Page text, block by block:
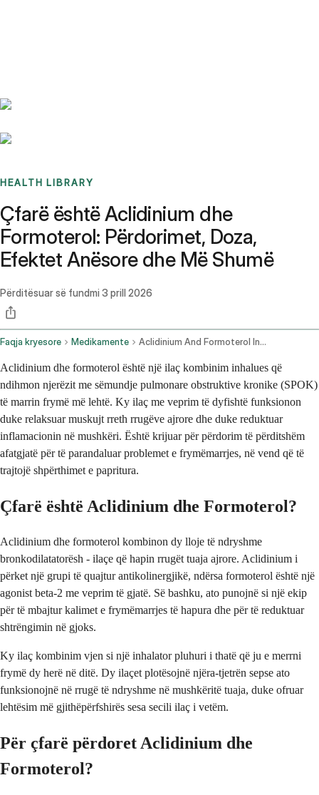
HEALTH LIBRARY
Çfarë është Aclidinium dhe
Formoterol: Përdorimet, Doza,
Efektet Anësore dhe Më Shumë
Përditësuar së fundmi 3 prill 2026
Faqja kryesore Medikamente Aclidinium And Formoterol Inhalation Route
Aclidinium dhe formoterol është një ilaç kombinim inhalues që
ndihmon njerëzit me sëmundje pulmonare obstruktive kronike (SPOK)
të marrin frymë më lehtë. Ky ilaç me veprim të dyfishtë funksionon
duke relaksuar muskujt rreth rrugëve ajrore dhe duke reduktuar
inflamacionin në mushkëri. Është krijuar për përdorim të përditshëm
afatgjatë për të parandaluar problemet e frymëmarrjes, në vend që të
trajtojë shpërthimet e papritura.
Çfarë është Aclidinium dhe Formoterol?
Aclidinium dhe formoterol kombinon dy lloje të ndryshme
bronkodilatatorësh - ilaçe që hapin rrugët tuaja ajrore. Aclidinium i
përket një grupi të quajtur antikolinergjikë, ndërsa formoterol është një
agonist beta-2 me veprim të gjatë. Së bashku, ato punojnë si një ekip
për të mbajtur kalimet e frymëmarrjes të hapura dhe për të reduktuar
shtrëngimin në gjoks.
Ky ilaç kombinim vjen si një inhalator pluhuri i thatë që ju e merrni
frymë dy herë në ditë. Dy ilaçet plotësojnë njëra-tjetrën sepse ato
funksionojnë në rrugë të ndryshme në mushkëritë tuaja, duke ofruar
lehtësim më gjithëpërfshirës sesa secili ilaç i vetëm.
Për çfarë përdoret Aclidinium dhe
Formoterol?